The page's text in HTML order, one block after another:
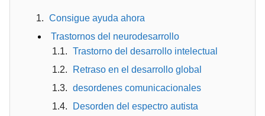
Consigue ayuda ahora
Trastornos del neurodesarrollo
Trastorno del desarrollo intelectual
Retraso en el desarrollo global
desordenes comunicacionales
Desorden del espectro autista